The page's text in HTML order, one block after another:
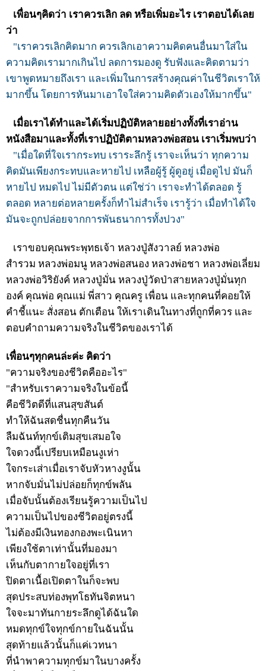
เพื่อนๆคิดว่า เราควรเลิก ลด หรือเพิ่มอะไร เราตอบได้เลย
ว่า
"เราควรเลิกคิดมาก ควรเลิกเอาความคิดคนอื่นมาใส่ใน
ความคิดเรามากเกินไป ลดการมองดู รับฟังและคิดตามว่า
เขาพูดหมายถึงเรา และเพิ่มในการสร้างคุณค่าในชีวิตเราให้
มากขึ้น โดยการหันมาเอาใจใส่ความคิดตัวเองให้มากขึ้น"
เมื่อเราได้ทำและได้เริ่มปฏิบัติหลายอย่างทั้งที่เราอ่าน
หนังสือมาและทั้งที่เราปฏิบัติตามหลวงพ่อสอน เราเริ่มพบว่า
"เมื่อใดที่ใจเรากระทบ เราระลึกรู้ เราจะเห็นว่า ทุกความ
คิดมันเพียงกระทบและหายไป เหลือผู้รู้ ผู้ดูอยู่ เมื่อดูไป มันก็
หายไป หมดไป ไม่มีตัวตน แต่ใช่ว่า เราจะทำได้ตลอด รู้
ตลอด หลายต่อหลายครั้งก็ทำไม่สำเร็จ เรารู้ว่า เมื่อทำได้ใจ
มันจะถูกปล่อยจากการพันธนาการทั้งปวง"
เราขอบคุณพระพุทธเจ้า หลวงปู่สังวาลย์ หลวงพ่อ
สำรวม หลวงพ่อมนู หลวงพ่อสนอง หลวงพ่อชา หลวงพ่อเลี่ยม
หลวงพ่อวิริยังค์ หลวงปู่มั่น หลวงปู่วัดป่าสายหลวงปู่มั่นทุก
องค์ คุณพ่อ คุณแม่ พี่สาว คุณครู เพื่อน และทุกคนที่คอยให้
คำชี้แนะ สั่งสอน ตักเตือน ให้เราเดินในทางที่ถูกที่ควร และ
ตอบคำถามความจริงในชีวิตของเราได้
เพื่อนๆทุกคนล่ะค่ะ คิดว่า
"ความจริงของชีวิตคืออะไร"
"สำหรับเราความจริงในข้อนี้
คือชีวิตดีที่แสนสุขสันต์
ทำให้ฉันสดชื่นทุกคืนวัน
ลืมฉันท์ทุกข์เติมสุขเสมอใจ
ใจดวงนี้เปรียบเหมือนงูเห่า
ใจกระเส่าเมื่อเราจับหัวหางงูนั้น
หากจับมั่นไม่ปล่อยก็ทุกข์พลัน
เมื่อจับนั้นต้องเรียนรู้ความเป็นไป
ความเป็นไปของชีวิตอยู่ตรงนี้
ไม่ต้องมีเงินทองกองพะเนินหา
เพียงใช้ตาเท่านั้นที่มองมา
เห็นกับตากายใจอยู่ที่เรา
ปิดตาเนื้อเปิดตาในก็จะพบ
สุดประสบท่องพุทโธทันจิตหนา
ใจจะมาทันกายระลึกดูได้ฉันใด
หมดทุกข์ใจทุกข์กายในฉันนั้น
สุดท้ายแล้วนั้นก็แค่เวทนา
ที่นำพาความทุกข์มาในบางครั้ง